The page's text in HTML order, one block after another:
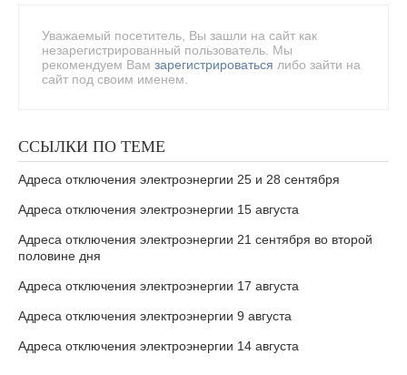
Уважаемый посетитель, Вы зашли на сайт как
незарегистрированный пользователь. Мы
рекомендуем Вам зарегистрироваться либо зайти на
сайт под своим именем.
ССЫЛКИ ПО ТЕМЕ
Адреса отключения электроэнергии 25 и 28 сентября
Адреса отключения электроэнергии 15 августа
Адреса отключения электроэнергии 21 сентября во второй
половине дня
Адреса отключения электроэнергии 17 августа
Адреса отключения электроэнергии 9 августа
Адреса отключения электроэнергии 14 августа